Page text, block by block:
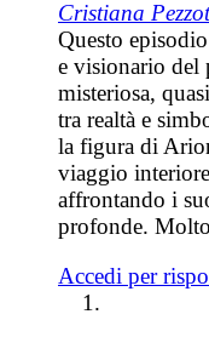
Cristiana
Questo
e visionario del
misteriosa,
tra realtà e
la figura di
viaggio
affrontando i
profonde.
Accedi per